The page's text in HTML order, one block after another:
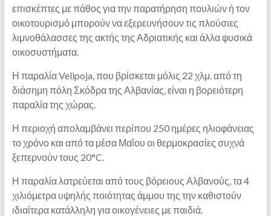
επισκέπτες με πάθος για την παρατήρηση πουλιών ή τον
οικοτουρισμό μπορούν να εξερευνήσουν τις πλούσιες
λιμνοθάλασσες της ακτής της Αδριατικής και άλλα φυσικά
οικοσυστήματα.
Η παραλία Velipoja, που βρίσκεται μόλις 22 χλμ. από τη
διάσημη πόλη Σκόδρα της Αλβανίας, είναι η βορειότερη
παραλία της χώρας.
Η περιοχή απολαμβάνει περίπου 250 ημέρες ηλιοφάνειας
το χρόνο και από τα μέσα Μαΐου οι θερμοκρασίες συχνά
ξεπερνούν τους 20°C.
Η παραλία λατρεύεται από τους βόρειους Αλβανούς, τα 4
χιλιόμετρα υψηλής ποιότητας άμμου της την καθιστούν
ιδιαίτερα κατάλληλη για οικογένειες με παιδιά.